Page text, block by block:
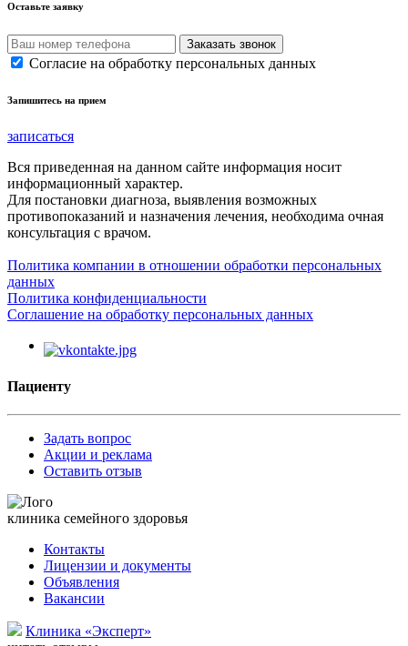
Оставьте заявку
Согласие на обработку персональных данных
Запишитесь на прием
записаться
Вся приведенная на данном сайте информация носит
информационный характер.
Для постановки диагноза, выявления возможных
противопоказаний и назначения лечения, необходима очная
консультация с врачом.
Политика компании в отношении обработки персональных
данных
Политика конфиденциальности
Соглашение на обработку персональных данных
Пациенту
Задать вопрос
Акции и реклама
Оставить отзыв
клиника семейного здоровья
Контакты
Лицензии и документы
Объявления
Вакансии
Клиника «Эксперт»